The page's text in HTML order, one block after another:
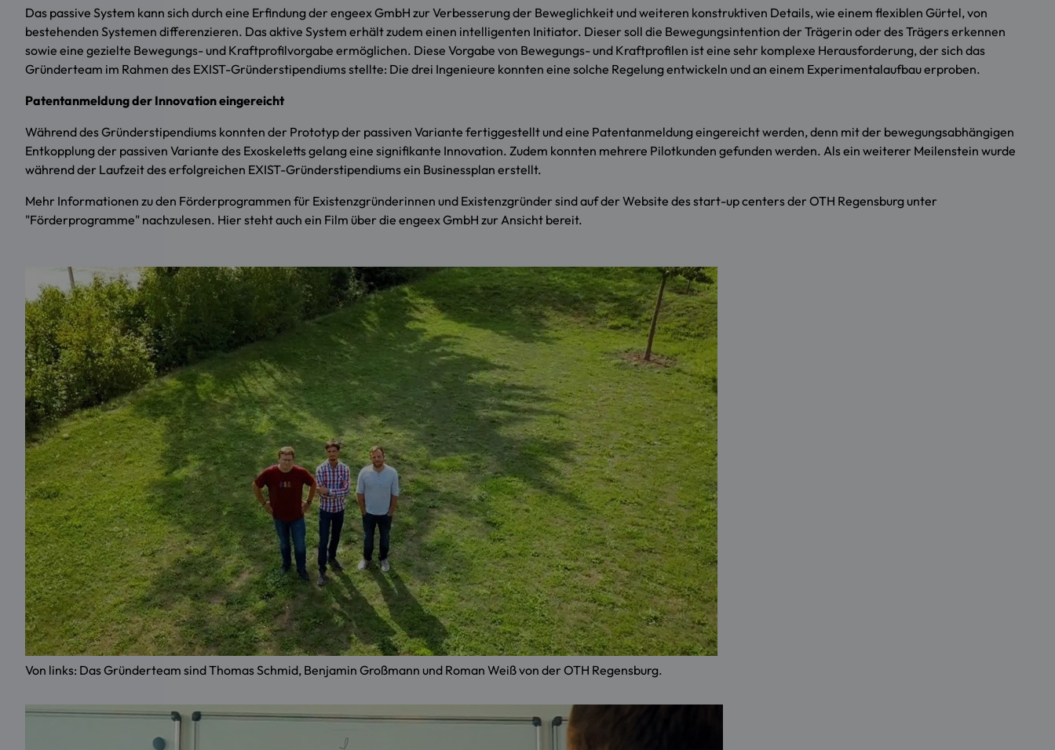
Das passive System kann sich durch eine Erfindung der engeex GmbH zur Verbesserung der Beweglichkeit und weiteren konstruktiven Details, wie einem flexiblen Gürtel, von
bestehenden Systemen differenzieren. Das aktive System erhält zudem einen intelligenten Initiator. Dieser soll die Bewegungsintention der Trägerin oder des Trägers erkennen
sowie eine gezielte Bewegungs- und Kraftprofilvorgabe ermöglichen. Diese Vorgabe von Bewegungs- und Kraftprofilen ist eine sehr komplexe Herausforderung, der sich das
Gründerteam im Rahmen des EXIST-Gründerstipendiums stellte: Die drei Ingenieure konnten eine solche Regelung entwickeln und an einem Experimentalaufbau erproben.
Patentanmeldung der Innovation eingereicht
Während des Gründerstipendiums konnten der Prototyp der passiven Variante fertiggestellt und eine Patentanmeldung eingereicht werden, denn mit der bewegungsabhängigen
Entkopplung der passiven Variante des Exoskeletts gelang eine signifikante Innovation. Zudem konnten mehrere Pilotkunden gefunden werden. Als ein weiterer Meilenstein wurde
während der Laufzeit des erfolgreichen EXIST-Gründerstipendiums ein Businessplan erstellt.
Mehr Informationen zu den Förderprogrammen für Existenzgründerinnen und Existenzgründer sind auf der Website des start-up centers der OTH Regensburg unter
"Förderprogramme" nachzulesen. Hier steht auch ein Film über die engeex GmbH zur Ansicht bereit.
Von links: Das Gründerteam sind Thomas Schmid, Benjamin Großmann und Roman Weiß von der OTH Regensburg.